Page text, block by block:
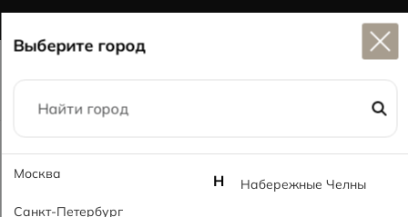
Главная Каталог 60x120 Карино PL Karino PL
Выберите город
Москва
Санкт-Петербург
Н Набережные Челны